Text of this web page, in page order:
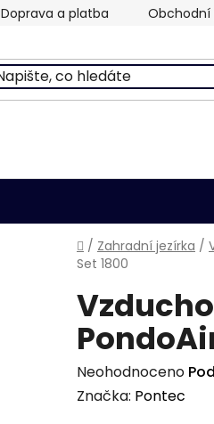
Doprava a platba
Domů
/ Zahradní jezírka /
Set 1800
Průměrné
hodnocení
Neohodnoceno
Značka: Pontec